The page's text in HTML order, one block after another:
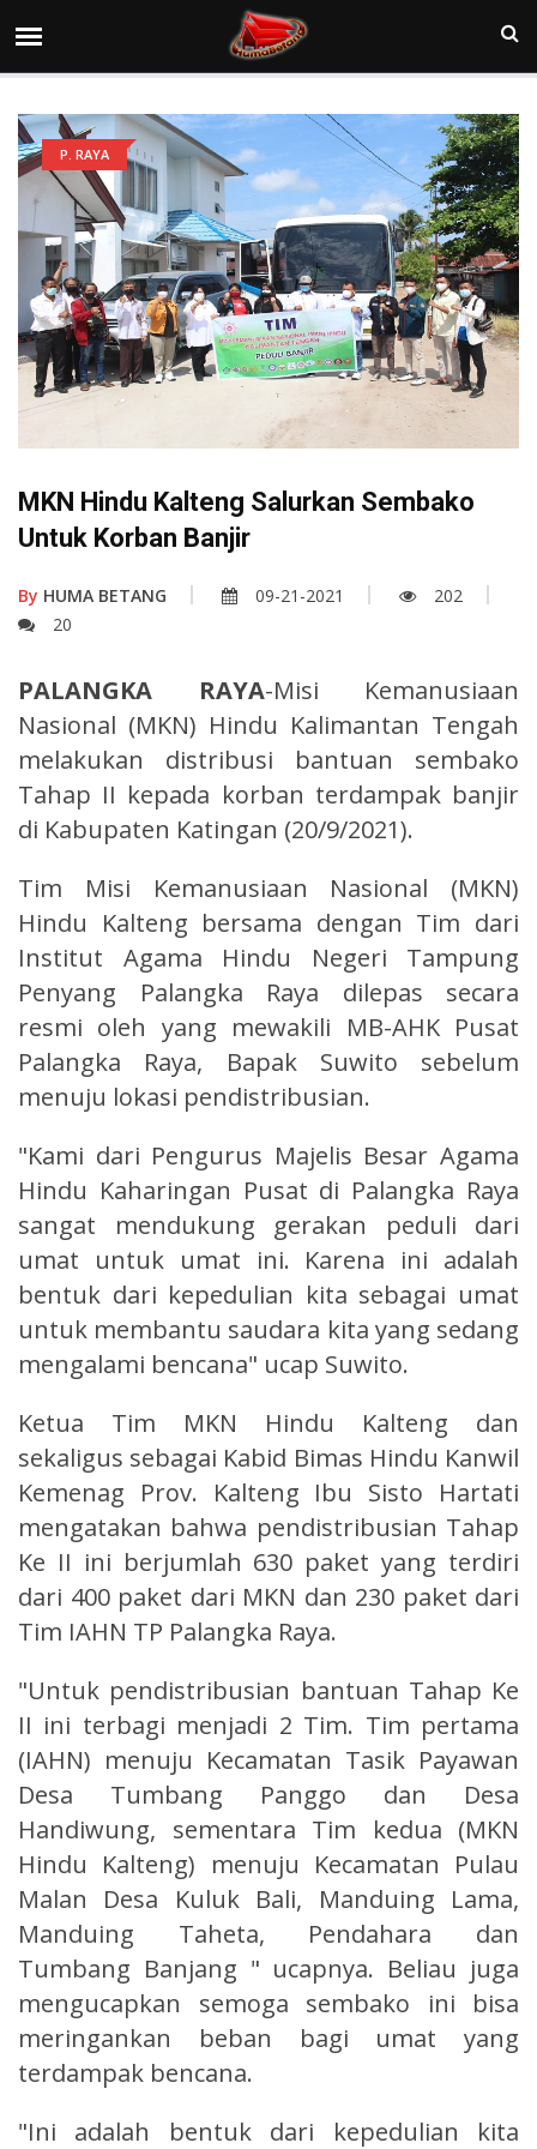
P. RAYA
MKN Hindu Kalteng Salurkan Sembako
Untuk Korban Banjir
By HUMA BETANG 09-21-2021
202
20
PALANGKA RAYA-Misi Kemanusiaan
Nasional (MKN) Hindu Kalimantan Tengah
melakukan distribusi bantuan sembako
Tahap II kepada korban terdampak banjir
di Kabupaten Katingan (20/9/2021).
Tim Misi Kemanusiaan Nasional (MKN)
Hindu Kalteng bersama dengan Tim dari
Institut Agama Hindu Negeri Tampung
Penyang Palangka Raya dilepas secara
resmi oleh yang mewakili MB-AHK Pusat
Palangka Raya, Bapak Suwito sebelum
menuju lokasi pendistribusian.
"Kami dari Pengurus Majelis Besar Agama
Hindu Kaharingan Pusat di Palangka Raya
sangat mendukung gerakan peduli dari
umat untuk umat ini. Karena ini adalah
bentuk dari kepedulian kita sebagai umat
untuk membantu saudara kita yang sedang
mengalami bencana" ucap Suwito.
Ketua Tim MKN Hindu Kalteng dan
sekaligus sebagai Kabid Bimas Hindu Kanwil
Kemenag Prov. Kalteng Ibu Sisto Hartati
mengatakan bahwa pendistribusian Tahap
Ke II ini berjumlah 630 paket yang terdiri
dari 400 paket dari MKN dan 230 paket dari
Tim IAHN TP Palangka Raya.
"Untuk pendistribusian bantuan Tahap Ke
II ini terbagi menjadi 2 Tim. Tim pertama
(IAHN) menuju Kecamatan Tasik Payawan
Desa Tumbang Panggo dan Desa
Handiwung, sementara Tim kedua (MKN
Hindu Kalteng) menuju Kecamatan Pulau
Malan Desa Kuluk Bali, Manduing Lama,
Manduing Taheta, Pendahara dan
Tumbang Banjang " ucapnya. Beliau juga
mengucapkan semoga sembako ini bisa
meringankan beban bagi umat yang
terdampak bencana.
"Ini adalah bentuk dari kepedulian kita